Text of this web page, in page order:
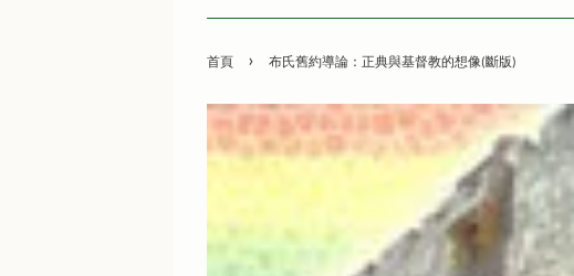
首頁 › 布氏舊約導論：正典與基督教的想像(斷版)